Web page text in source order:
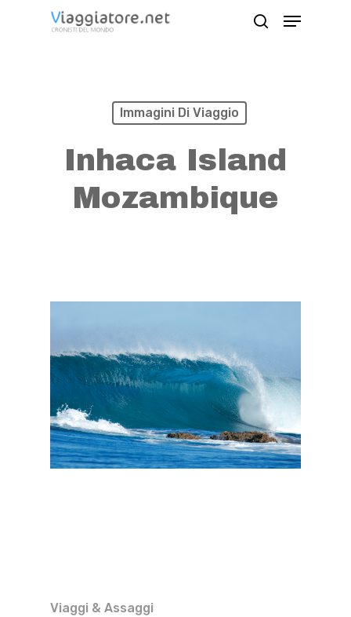
Menu
Immagini Di Viaggio
Inhaca Island
Mozambique
Viaggi & Assaggi